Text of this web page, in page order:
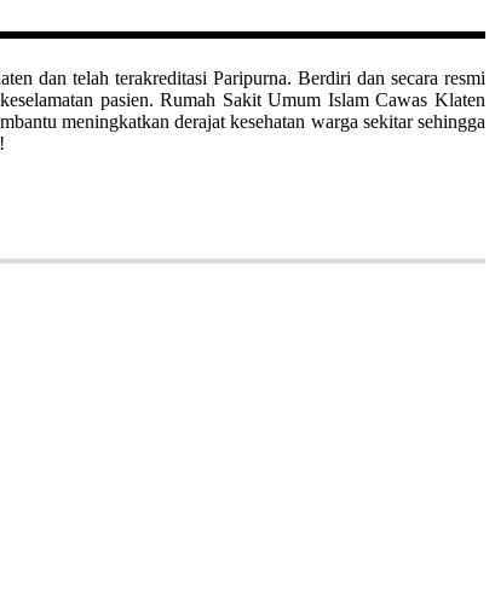
dan telah terakreditasi Paripurna. Berdiri dan secara resmi
pasien. Rumah Sakit Umum Islam Cawas Klaten
meningkatkan derajat kesehatan warga sekitar sehingga